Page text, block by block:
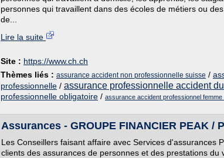
personnes qui travaillent dans des écoles de métiers ou
de...
Lire la suite
Site : https://www.ch.ch
Thèmes liés : assurance accident non professionnelle suisse /
professionnelle / assurance professionnelle accident du
professionnelle obligatoire / assurance accident professionnel femme
Assurances - GROUPE FINANCIER PEAK /
Les Conseillers faisant affaire avec Services d'assurances
clients des assurances de personnes et des prestations du